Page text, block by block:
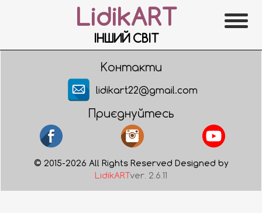
LidikART
ІНШИЙ СВІТ
Контакти
lidikart22@gmail.com
Приєднуйтесь
© 2015-2026 All Rights Reserved Designed by
LidikARTver. 2.6.11